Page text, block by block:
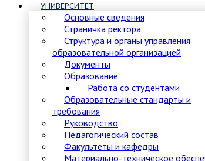
УНИВЕРСИТЕТ
Основные сведения
Страничка ректора
Структура и органы управления
образовательной организацией
Документы
Образование
Работа со студентами
Образовательные стандарты и
требования
Руководство
Педагогический состав
Факультеты и кафедры
Материально-техническое